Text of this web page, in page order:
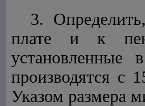
3.
плате и к
установленные
производятся с
Указом размера